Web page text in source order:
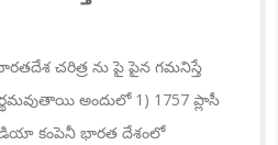
చరిత్ర ను పై పైన గమనిస్తే
అందులో 1) 1757 ప్లాసీ
కంపెనీ భారత దేశంలో